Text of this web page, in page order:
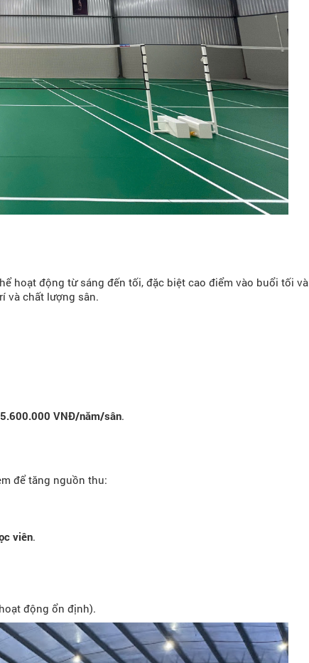
hoạt động từ sáng đến tối, đặc biệt cao điểm vào buổi tối và
và chất lượng sân.
VNĐ/năm/sân.
để tăng nguồn thu:
viên.
động ổn định).